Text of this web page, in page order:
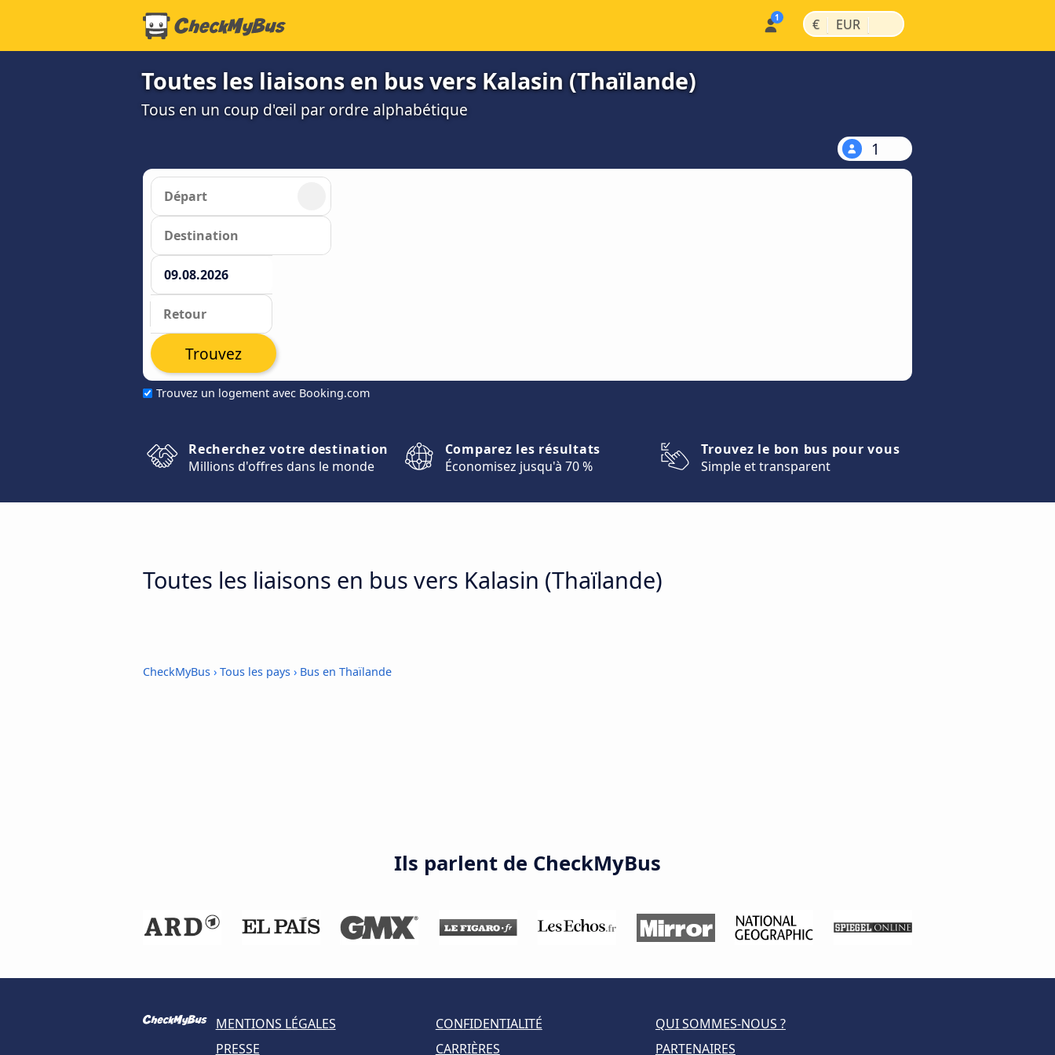
€ | EUR |
Toutes les liaisons en bus vers Kalasin (Thaïlande)
Tous en un coup d'œil par ordre alphabétique
1
Trouvez un logement avec Booking.com
Trouvez
Recherchez votre destination
Millions d'offres dans le monde
Comparez les résultats
Économisez jusqu'à 70 %
Trouvez le bon bus pour vous
Simple et transparent
Toutes les liaisons en bus vers Kalasin (Thaïlande)
CheckMyBus › Tous les pays › Bus en Thaïlande
Ils parlent de CheckMyBus
MENTIONS LÉGALES CONFIDENTIALITÉ
QUI SOMMES-NOUS ?
PRESSE
CARRIÈRES PARTENAIRES